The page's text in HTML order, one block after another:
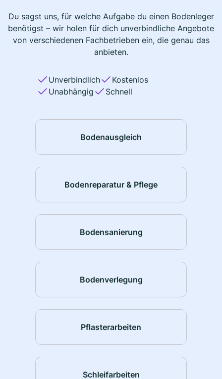
Du sagst uns, für welche Aufgabe du einen Bodenleger
benötigst – wir holen für dich unverbindliche Angebote
von verschiedenen Fachbetrieben ein, die genau das
anbieten.
Unverbindlich
Kostenlos
Unabhängig
Schnell
Bodenausgleich
Bodenreparatur & Pflege
Bodensanierung
Bodenverlegung
Pflasterarbeiten
Schleifarbeiten